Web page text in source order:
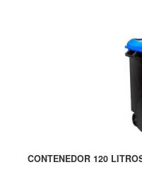
CONTENEDOR 120